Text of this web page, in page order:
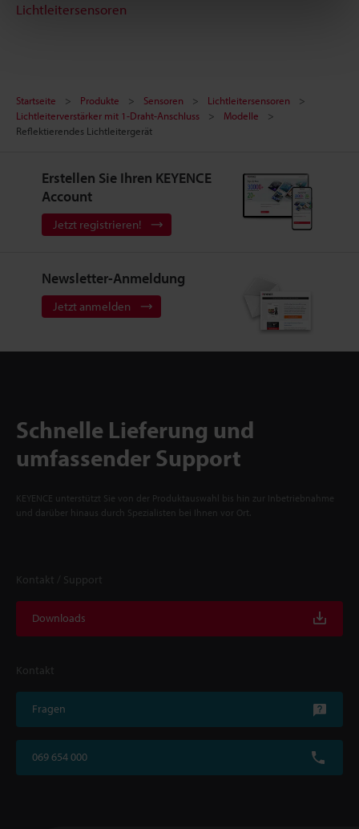
Lichtleitersensoren
Startseite Produkte Sensoren
Lichtleitersensoren
Lichtleiterverstärker mit 1-Draht-Anschluss
Modelle
Reflektierendes Lichtleitergerät
Erstellen Sie Ihren KEYENCE
Account
Jetzt registrieren!
Newsletter-Anmeldung
Jetzt anmelden
Schnelle Lieferung und
umfassender Support
KEYENCE unterstützt Sie von der Produktauswahl bis hin zur Inbetriebnahme
und darüber hinaus durch Spezialisten bei Ihnen vor Ort.
Kontakt / Support
Downloads
Kontakt
Fragen
069 654 000